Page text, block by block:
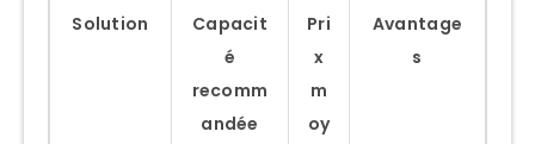
Solution
Capacit
é
recomm
andée
Pri
x
m
oy
Avantage
s